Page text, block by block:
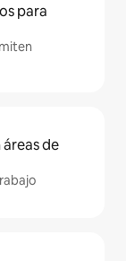
para
de